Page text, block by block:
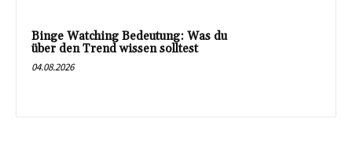
Binge Watching Bedeutung: Was du
über den Trend wissen solltest
04.08.2026